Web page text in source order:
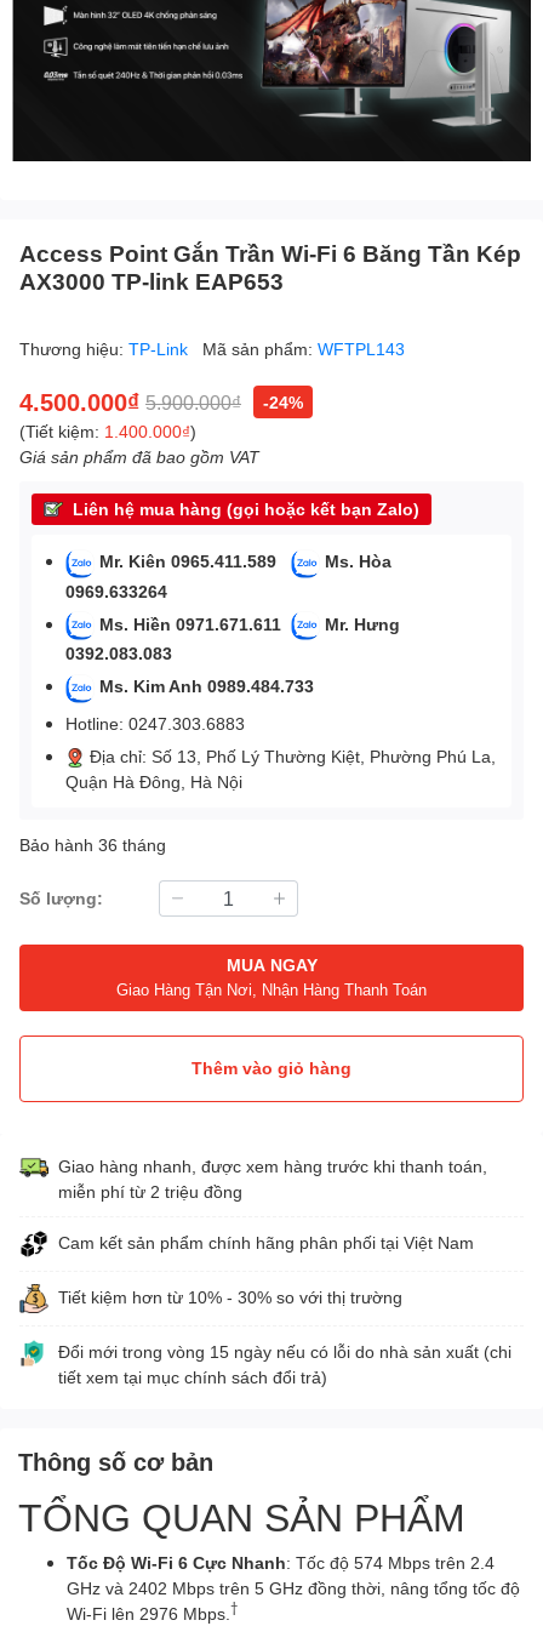
Access Point Gắn Trần Wi-Fi 6 Băng Tần Kép
AX3000 TP-link EAP653
Thương hiệu: TP-Link Mã sản phẩm: WFTPL143
4.500.000₫ 5.900.000₫
-24%
(Tiết kiệm: 1.400.000₫)
Giá sản phẩm đã bao gồm VAT
Liên hệ mua hàng (gọi hoặc kết bạn Zalo)
Mr. Kiên 0965.411.589
Ms. Hòa
0969.633264
Ms. Hiền 0971.671.611
Mr. Hưng
0392.083.083
Ms. Kim Anh 0989.484.733
Hotline: 0247.303.6883
Địa chỉ: Số 13, Phố Lý Thường Kiệt, Phường Phú La,
Quận Hà Đông, Hà Nội
Bảo hành 36 tháng
Số lượng:
MUA NGAY
Giao Hàng Tận Nơi, Nhận Hàng Thanh Toán
Thêm vào giỏ hàng
Giao hàng nhanh, được xem hàng trước khi thanh toán,
miễn phí từ 2 triệu đồng
Cam kết sản phẩm chính hãng phân phối tại Việt Nam
Tiết kiệm hơn từ 10% - 30% so với thị trường
Đổi mới trong vòng 15 ngày nếu có lỗi do nhà sản xuất (chi
tiết xem tại mục chính sách đổi trả)
Thông số cơ bản
TỔNG QUAN SẢN PHẨM
Tốc Độ Wi-Fi 6 Cực Nhanh: Tốc độ 574 Mbps trên 2.4
GHz và 2402 Mbps trên 5 GHz đồng thời, nâng tổng tốc độ
Wi-Fi lên 2976 Mbps. †